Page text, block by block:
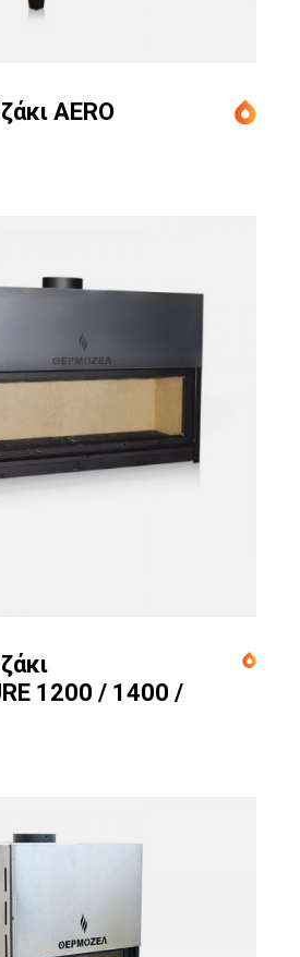
AERO
1200 / 1400 /